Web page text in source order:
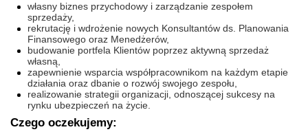
własny biznes przychodowy i zarządzanie zespołem
sprzedaży,
rekrutację i wdrożenie nowych Konsultantów ds. Planowania
Finansowego oraz Menedżerów,
budowanie portfela Klientów poprzez aktywną sprzedaż
własną,
zapewnienie wsparcia współpracownikom na każdym etapie
działania oraz dbanie o rozwój swojego zespołu,
realizowanie strategii organizacji, odnoszącej sukcesy na
rynku ubezpieczeń na życie.
Czego oczekujemy: